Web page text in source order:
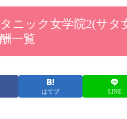
ニック女学院2(サ
一覧
はてブ LINE